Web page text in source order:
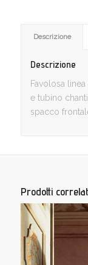
Descrizione
Descrizione
Favolosa
e tubino
spacco
Prodotti